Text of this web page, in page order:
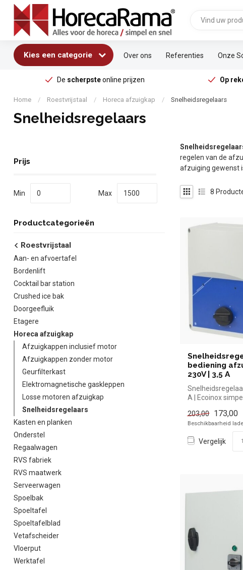
Kies een categorie Over ons Referenties Onze
De scherpsteonline prijzen Op
Home / Roestvrijstaal / Horeca afzuigkap / Snelheidsregelaars
Snelheidsregelaars
Prijs
Min Max
Productcategorieën
Roestvrijstaal
Aan- en afvoertafel
Bordenlift
Cocktail bar station
Crushed ice bak
Doorgeefluik
Etagere
Horeca afzuigkap
Afzuigkappen inclusief motor
Afzuigkappen zonder motor
Geurfilterkast
Elektromagnetische gaskleppen
Losse motoren afzuigkap
Snelheidsregelaars
Kasten en planken
Onderstel
Regaalwagen
RVS fabriek
RVS maatwerk
Serveerwagen
Spoelbak
Spoeltafel
Spoeltafelblad
Vetafscheider
Vloerput
Werktafel
regelen van de
afzuiging gewenst
8
bediening
230V | 3,5 A
A | Ecoinox
203,00 173,00
Beschikbaarheid
Vergelijk